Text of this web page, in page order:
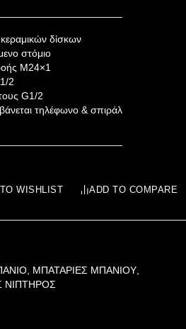
δίσκων
στόμιο
M24×1
2
G1/2
τηλέφωνο & σπιράλ
WISHLIST ADD TO COMPARE
, ΜΠΑΤΑΡΙΕΣ ΜΠΑΝΙΟΥ,
ΝΙΠΤΗΡΟΣ